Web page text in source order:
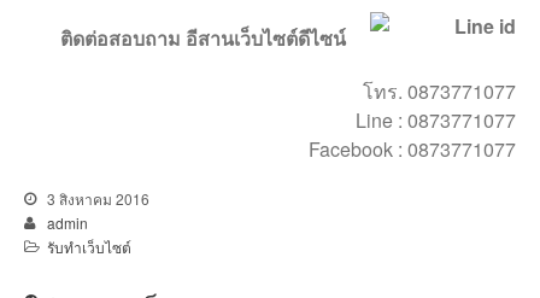
ติดต่อสอบถาม อีสานเว็บไซต์ดีไซน์
โทร. 0873771077
Line : 0873771077
Facebook : 0873771077
3 สิงหาคม 2016
admin
รับทำเว็บไซต์